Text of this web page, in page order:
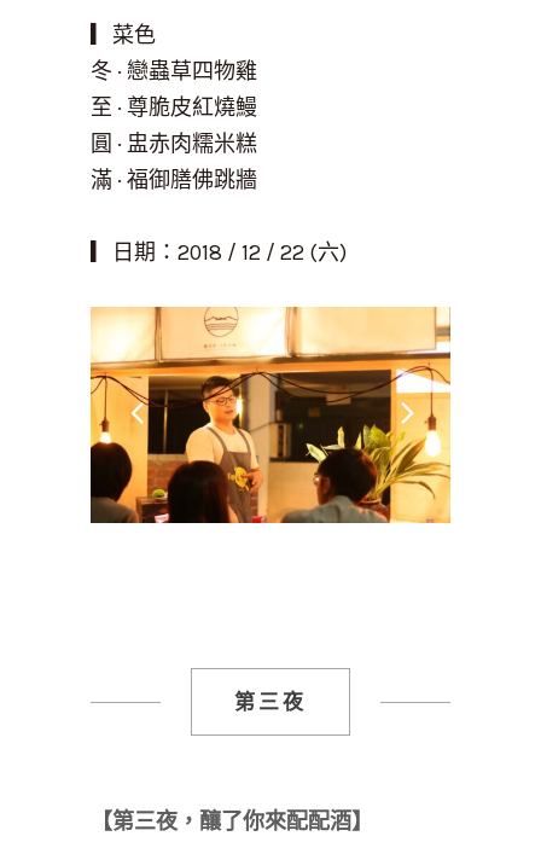
▎菜色
冬 · 戀蟲草四物雞
至 · 尊脆皮紅燒鰻
圓 · 盅赤肉糯米糕
滿 · 福御膳佛跳牆
日期：2018 / 12 / 22 (六)
第三夜
【第三夜，釀了你來配配酒】